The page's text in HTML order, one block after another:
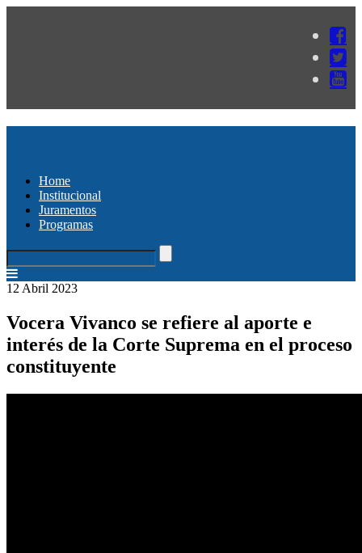
Home
Institucional
Juramentos
Programas
12 Abril 2023
Vocera Vivanco se refiere al aporte e
interés de la Corte Suprema en el proceso
constituyente